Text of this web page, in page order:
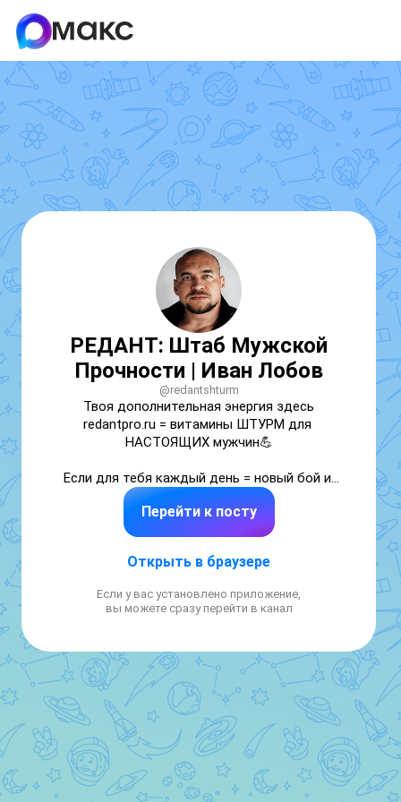
РЕДАНТ: Штаб Мужской
Прочности | Иван Лобов
@redantshturm
Твоя дополнительная энергия здесь
redantpro.ru = витамины ШТУРМ для
НАСТОЯЩИХ мужчин💪
Если для тебя каждый день = новый бой и
ты работаешь на износ в строю, офисе, на
заводе, то тебе необходим дополнительный
Перейти к посту
Открыть в браузере
Если у вас установлено приложение,
вы можете сразу перейти в канал